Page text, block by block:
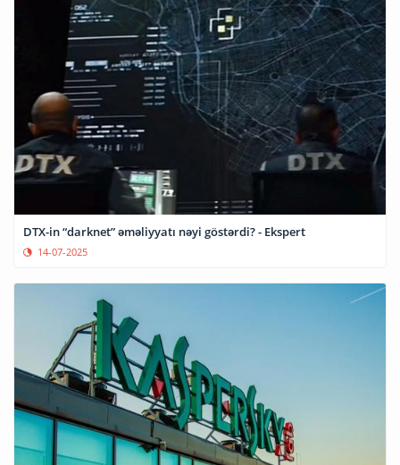
DTX-in “darknet” əməliyyatı nəyi göstərdi? - Ekspert
14-07-2025